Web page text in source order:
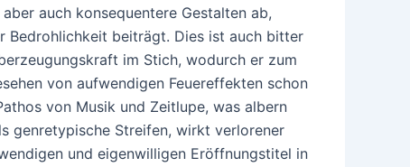
auch konsequentere Gestalten ab,
Bedrohlichkeit beiträgt. Dies ist auch bitter
im Stich, wodurch er zum
von aufwendigen Feuereffekten schon
von Musik und Zeitlupe, was albern
genretypische Streifen, wirkt verlorener
und eigenwilligen Eröffnungstitel in